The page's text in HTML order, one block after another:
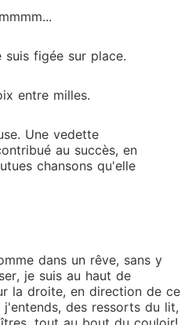
suis figée sur place.
entre milles.
Une vedette
au succès, en
chansons qu'elle
dans un rêve, sans y
je suis au haut de
la droite, en direction de ce
des ressorts du lit,